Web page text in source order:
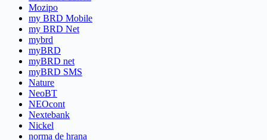
Mozipo
my BRD Mobile
my BRD Net
mybrd
myBRD
myBRD net
myBRD SMS
Nature
NeoBT
NEOcont
Nextebank
Nickel
norma de hrana